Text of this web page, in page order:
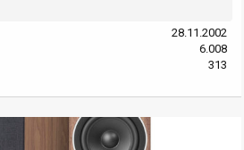
28.11.2002
6.008
313